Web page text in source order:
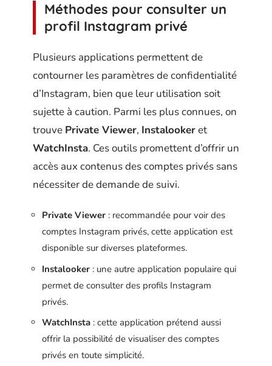
Méthodes pour consulter un
profil Instagram privé
Plusieurs applications permettent de
contourner les paramètres de confidentialité
d’Instagram, bien que leur utilisation soit
sujette à caution. Parmi les plus connues, on
trouve Private Viewer, Instalookeret
WatchInsta. Ces outils promettent d’offrir un
accès aux contenus des comptes privés sans
nécessiter de demande de suivi.
Private Viewer : recommandée pour voir des
comptes Instagram privés, cette application est
disponible sur diverses plateformes.
Instalooker : une autre application populaire qui
permet de consulter des profils Instagram
privés.
WatchInsta : cette application prétend aussi
offrir la possibilité de visualiser des comptes
privés en toute simplicité.